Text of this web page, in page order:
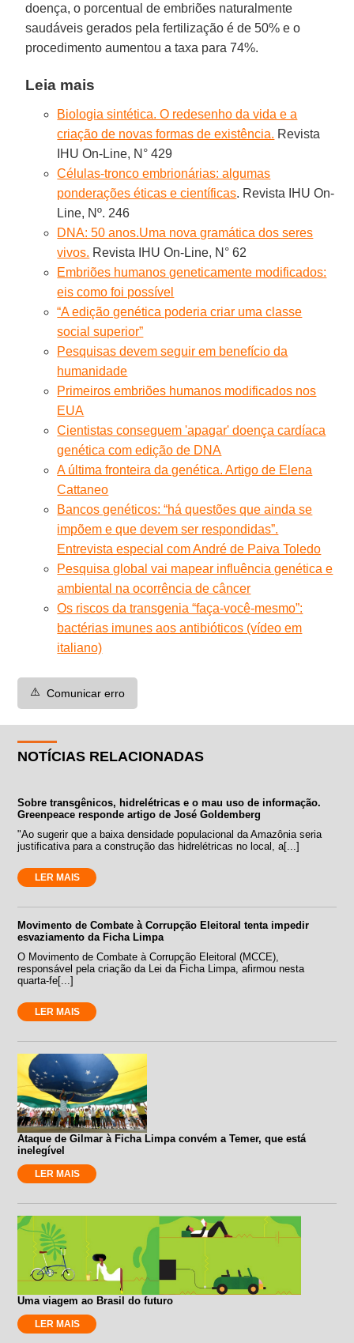
doença, o porcentual de embriões naturalmente
saudáveis gerados pela fertilização é de 50% e o
procedimento aumentou a taxa para 74%.
Leia mais
Biologia sintética. O redesenho da vida e a
criação de novas formas de existência. Revista
IHU On-Line, N° 429
Células-tronco embrionárias: algumas
ponderações éticas e científicas. Revista IHU On-
Line, Nº. 246
DNA: 50 anos.Uma nova gramática dos seres
vivos. Revista IHU On-Line, N° 62
Embriões humanos geneticamente modificados:
eis como foi possível
“A edição genética poderia criar uma classe
social superior”
Pesquisas devem seguir em benefício da
humanidade
Primeiros embriões humanos modificados nos
EUA
Cientistas conseguem 'apagar' doença cardíaca
genética com edição de DNA
A última fronteira da genética. Artigo de Elena
Cattaneo
Bancos genéticos: “há questões que ainda se
impõem e que devem ser respondidas”.
Entrevista especial com André de Paiva Toledo
Pesquisa global vai mapear influência genética e
ambiental na ocorrência de câncer
Os riscos da transgenia “faça-você-mesmo”:
bactérias imunes aos antibióticos (vídeo em
italiano)
⚠️ Comunicar erro
NOTÍCIAS RELACIONADAS
Sobre transgênicos, hidrelétricas e o mau uso de informação.
Greenpeace responde artigo de José Goldemberg
"Ao sugerir que a baixa densidade populacional da Amazônia seria
justificativa para a construção das hidrelétricas no local, a[...]
LER MAIS
Movimento de Combate à Corrupção Eleitoral tenta impedir
esvaziamento da Ficha Limpa
O Movimento de Combate à Corrupção Eleitoral (MCCE),
responsável pela criação da Lei da Ficha Limpa, afirmou nesta
quarta-fe[...]
LER MAIS
Ataque de Gilmar à Ficha Limpa convém a Temer, que está
inelegível
LER MAIS
Uma viagem ao Brasil do futuro
LER MAIS